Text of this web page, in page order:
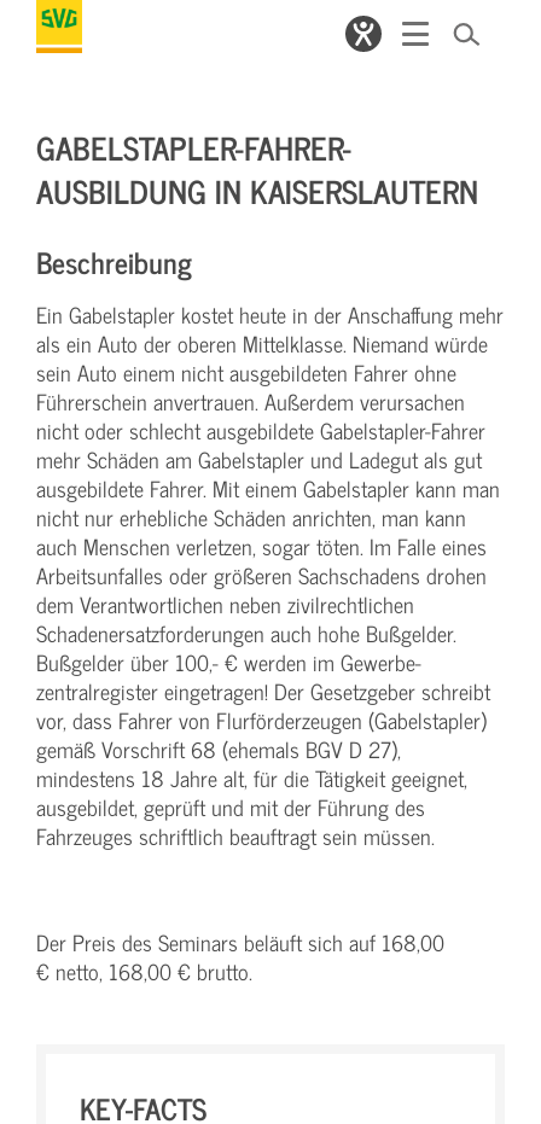
GABELSTAPLER-FAHRER-
AUSBILDUNG IN KAISERSLAUTERN
Beschreibung
Ein Gabelstapler kostet heute in der Anschaffung mehr
als ein Auto der oberen Mittelklasse. Niemand würde
sein Auto einem nicht ausgebildeten Fahrer ohne
Führerschein anvertrauen. Außerdem verursachen
nicht oder schlecht ausgebildete Gabelstapler-Fahrer
mehr Schäden am Gabelstapler und Ladegut als gut
ausgebildete Fahrer. Mit einem Gabelstapler kann man
nicht nur erhebliche Schäden anrichten, man kann
auch Menschen verletzen, sogar töten. Im Falle eines
Arbeitsunfalles oder größeren Sachschadens drohen
dem Verantwortlichen neben zivilrechtlichen
Schadenersatzforderungen auch hohe Bußgelder.
Bußgelder über 100,- € werden im Gewerbe-
zentralregister eingetragen! Der Gesetzgeber schreibt
vor, dass Fahrer von Flurförderzeugen (Gabelstapler)
gemäß Vorschrift 68 (ehemals BGV D 27),
mindestens 18 Jahre alt, für die Tätigkeit geeignet,
ausgebildet, geprüft und mit der Führung des
Fahrzeuges schriftlich beauftragt sein müssen.
Der Preis des Seminars beläuft sich auf 168,00
€ netto, 168,00 € brutto.
KEY-FACTS